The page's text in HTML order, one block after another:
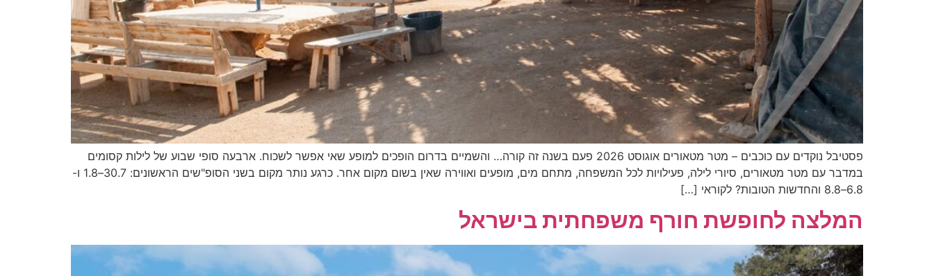
פסטיבל נוקדים עם כוכבים – מטר מטאורים אוגוסט 2026 פעם בשנה זה קורה… והשמיים בדרום הופכים למופע שאי אפשר לשכוח. ארבעה סופי שבוע של לילות קסומים
במדבר עם מטר מטאורים, סיורי לילה, פעילויות לכל המשפחה, מתחם מים, מופעים ואווירה שאין בשום מקום אחר. כרגע נותר מקום בשני הסופ"שים הראשונים: 30.7–1.8 ו-
6.8–8.8 והחדשות הטובות? לקוראי […]
המלצה לחופשת חורף משפחתית בישראל